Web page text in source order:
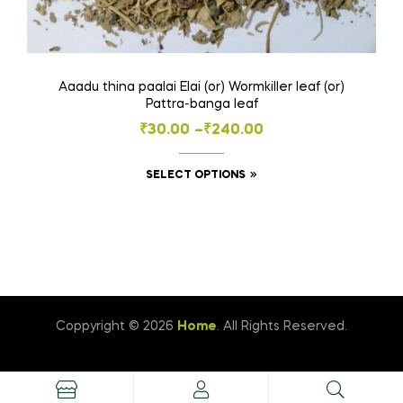
Aaadu thina paalai Elai (or) Wormkiller leaf (or)
Pattra-banga leaf
₹30.00 –₹240.00
Price
range:
₹30.00
SELECT OPTIONS
may
Coppyright © 2026 Home. All Rights Reserved.